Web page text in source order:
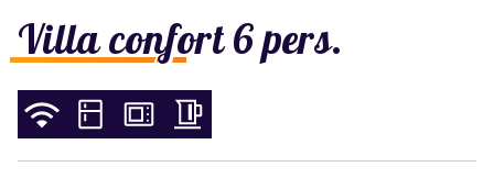
Villa confort 6 pers.